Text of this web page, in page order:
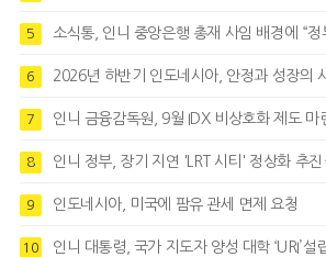
5 소식통, 인니 중앙은행 총재 사임 배경에 “
6 2026년 하반기 인도네시아, 안정과 성장의
7 인니 금융감독원, 9월 IDX 비상호화 제도 마련
8 인니 정부, 장기 지연 'LRT 시티' 정상화 추진…
9 인도네시아, 미국에 팜유 관세 면제 요청
10 인니 대통령, 국가 지도자 양성 대학 ‘URI’